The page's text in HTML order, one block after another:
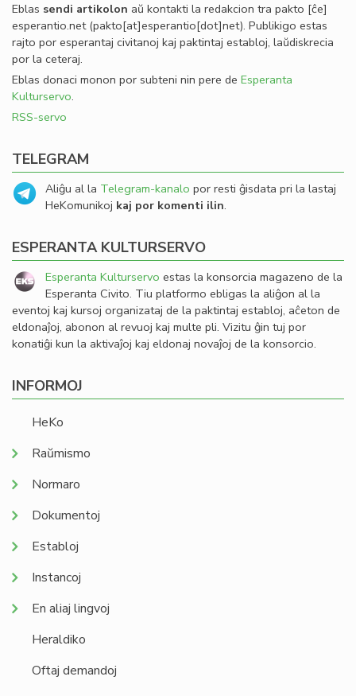
Eblas sendi artikolon aŭ kontakti la redakcion tra pakto [ĉe]
esperantio.net(pakto[at]esperantio[dot]net). Publikigo estas
rajto por esperantaj civitanoj kaj paktintaj establoj, laŭdiskrecia
por la ceteraj.
Eblas donaci monon por subteni nin pere de Esperanta
Kulturservo.
RSS-servo
TELEGRAM
Aliĝu al la Telegram-kanalo por resti ĝisdata pri la lastaj
HeKomunikoj kaj por komenti ilin.
ESPERANTA KULTURSERVO
Esperanta Kulturservo estas la konsorcia magazeno de la
Esperanta Civito. Tiu platformo ebligas la aliĝon al la
eventoj kaj kursoj organizataj de la paktintaj establoj, aĉeton de
eldonaĵoj, abonon al revuoj kaj multe pli. Vizitu ĝin tuj por
konatiĝi kun la aktivaĵoj kaj eldonaj novaĵoj de la konsorcio.
INFORMOJ
HeKo
Raŭmismo
Normaro
Dokumentoj
Establoj
Instancoj
En aliaj lingvoj
Heraldiko
Oftaj demandoj